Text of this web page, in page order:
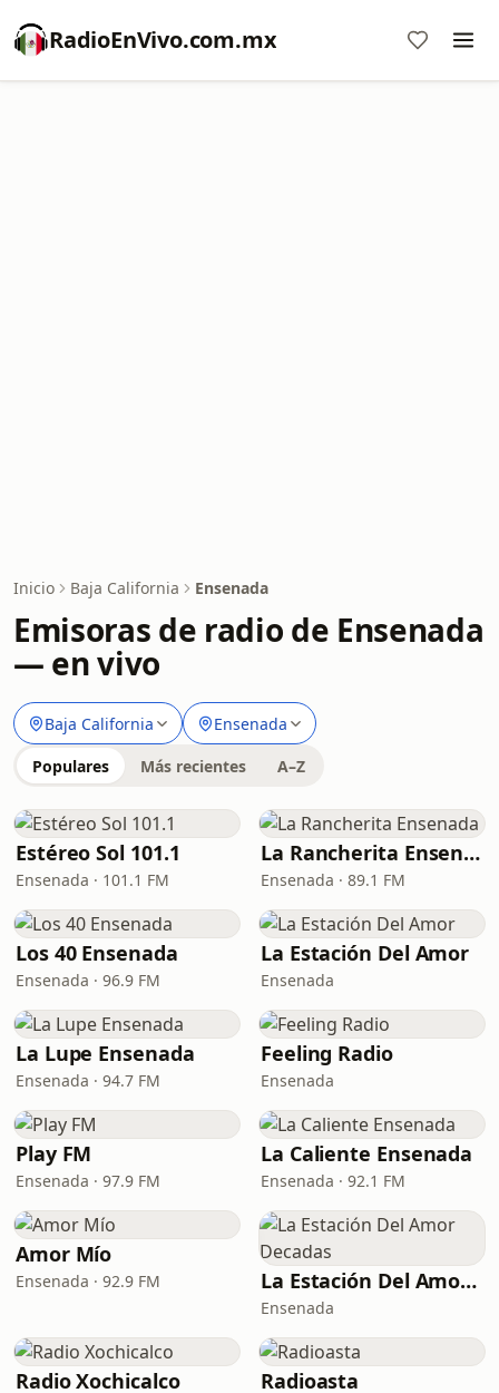
RadioEnVivo.com.mx
Inicio Baja California Ensenada
Emisoras de radio de Ensenada
— en vivo
Baja California Ensenada
Populares Más recientes A–Z
Estéreo Sol 101.1
Ensenada · 101.1 FM
La Rancherita Ensenada
Ensenada · 89.1 FM
Los 40 Ensenada
Ensenada · 96.9 FM
La Estación Del Amor
Ensenada
La Lupe Ensenada
Ensenada · 94.7 FM
Feeling Radio
Ensenada
Play FM
Ensenada · 97.9 FM
La Caliente Ensenada
Ensenada · 92.1 FM
Amor Mío
Ensenada · 92.9 FM La Estación Del Amor Decadas
Ensenada
Radio Xochicalco Radioasta